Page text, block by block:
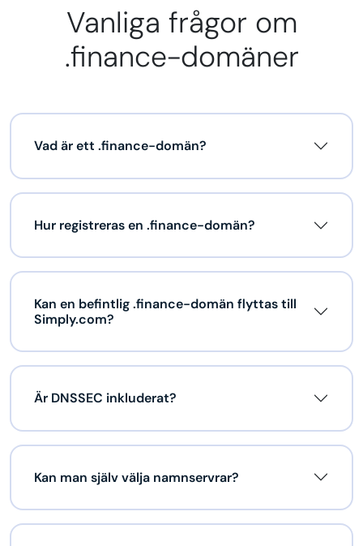
Vanliga frågor om
.finance-domäner
Vad är ett .finance-domän?
Hur registreras en .finance-domän?
Kan en befintlig .finance-domän flyttas till
Simply.com?
Är DNSSEC inkluderat?
Kan man själv välja namnservrar?